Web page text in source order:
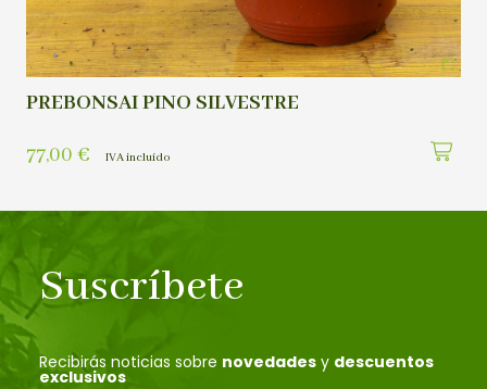
PREBONSAI PINO SILVESTRE
77,00 € IVA incluído
Suscríbete
Recibirás noticias sobre novedades y descuentos
exclusivos